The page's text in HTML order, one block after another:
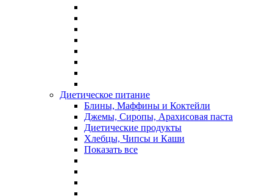
Диетическое питание
Блины, Маффины и Коктейли
Джемы, Сиропы, Арахисовая паста
Диетические продукты
Хлебцы, Чипсы и Каши
Показать все